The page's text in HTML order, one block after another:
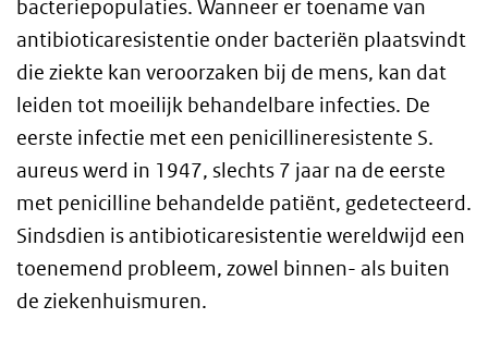
bacteriepopulaties. Wanneer er toename van
antibioticaresistentie onder bacteriën plaatsvindt
die ziekte kan veroorzaken bij de mens, kan dat
leiden tot moeilijk behandelbare infecties. De
eerste infectie met een penicillineresistente S.
aureus werd in 1947, slechts 7 jaar na de eerste
met penicilline behandelde patiënt, gedetecteerd.
Sindsdien is antibioticaresistentie wereldwijd een
toenemend probleem, zowel binnen- als buiten
de ziekenhuismuren.